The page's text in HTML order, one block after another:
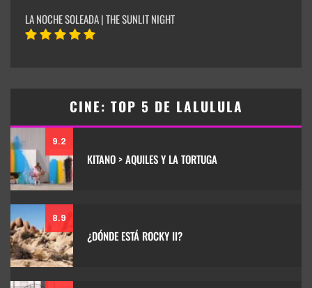
LA NOCHE SOLEADA | THE SUNLIT NIGHT
CINE: TOP 5 DE LALULULA
9.2
KITANO > AQUILES Y LA TORTUGA
8.9
¿DÓNDE ESTÁ ROCKY II?